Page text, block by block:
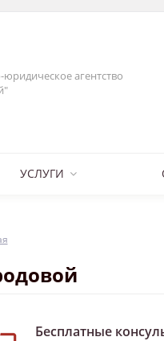
агентство
УСЛУГИ
Бесплатные